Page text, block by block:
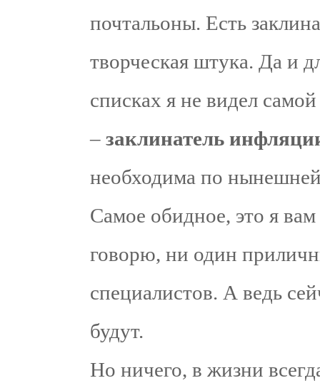
почтальоны. Есть
творческая штука. Да и
списках я не видел
– заклинатель
необходима по
Самое обидное, это я
говорю, ни один
специалистов. А ведь
будут.
Но ничего, в жизни